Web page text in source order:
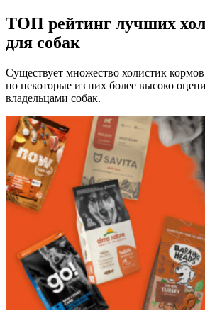
ТОП рейтинг лучших
для собак
Существует множество холистик
но некоторые из них более высоко
владельцами собак.